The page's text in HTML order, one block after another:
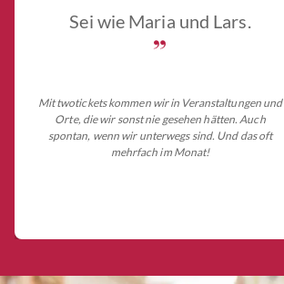
Sei wie Maria und Lars.
„
Mit twotickets kommen wir in Veranstaltungen und
Orte, die wir sonst nie gesehen hätten. Auch
spontan, wenn wir unterwegs sind. Und das oft
mehrfach im Monat!